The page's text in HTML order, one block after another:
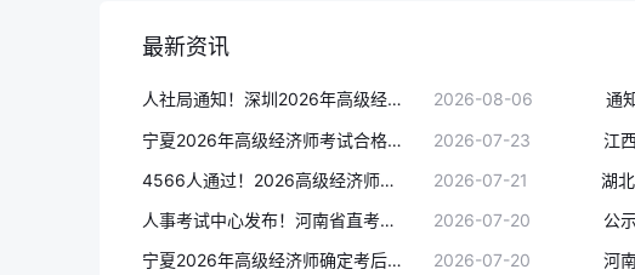
最新资讯
人社局通知！深圳2026年高级经济师考试合格人员名单、合格证明申领 2026-08-06
宁夏2026年高级经济师考试合格名单公示！80人通过
2026-07-23
4566人通过！2026高级经济师考试合格人员名单持续更新中，前三省份出炉
2026-07-21
人事考试中心发布！河南省直考区2026年高级经济师考试合格名单+考后审核安排
2026-07-20
宁夏2026年高级经济师确定考后审核！复审材料+复审名单发布
2026-07-20